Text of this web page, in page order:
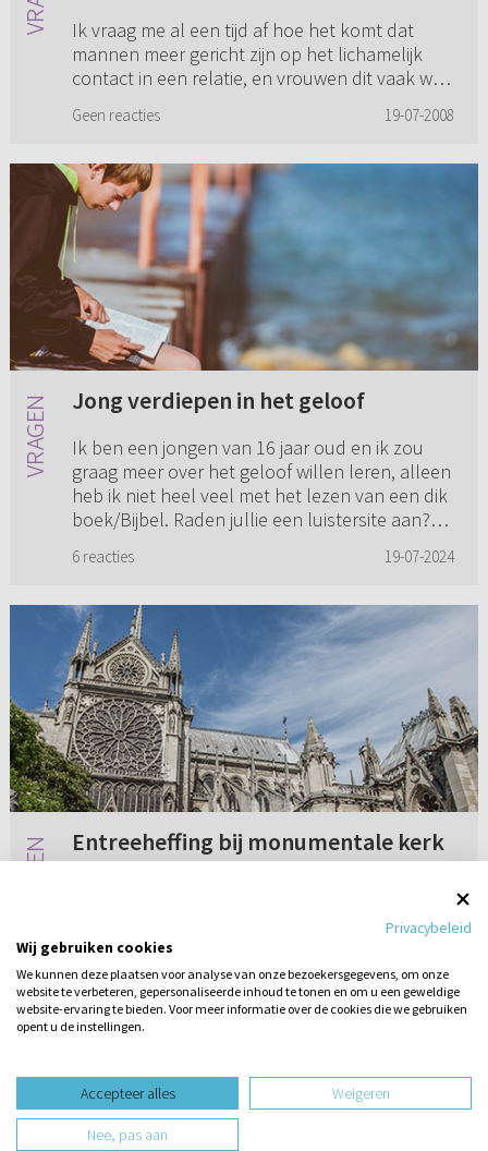
relatie, en vrouwen dit vaak wat
minder hebben?! Is hier een
verklaring voor? (...)
Ik vraag me al een tijd af hoe het komt dat
mannen meer gericht zijn op het lichamelijk
contact in een relatie, en vrouwen dit vaak wat
Waarom zoeken manne...
Geen reacties 19-07-2008
Jong verdiepen in het geloof
Ik ben een jongen van 16 jaar oud en ik zou
graag meer over het geloof willen leren, alleen
heb ik niet heel veel met het lezen van een dik
boek/Bijbel. Raden jullie een luistersite aan?
6 reacties 19-07-2024
Entreeheffing bij monumentale kerk
van entreegeld om een monumentale kerk te
kunnen bezoeken. Zelf sta ik te boek als
katholiek. Ik heb nog een casse...
3 reacties 19-07-2019
design website door
website-ontwikkeling door
een vraag
Privacybeleid
Wij gebruiken cookies
We kunnen deze plaatsen voor analyse van onze bezoekersgegevens, om onze
website te verbeteren, gepersonaliseerde inhoud te tonen en om u een geweldige
website-ervaring te bieden. Voor meer informatie over de cookies die we gebruiken
opent u de instellingen.
Accepteer alles Weigeren
Nee, pas aan